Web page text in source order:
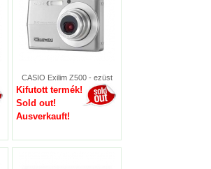
CASIO Exilim Z500 - ezüst
Kifutott termék!
Sold out!
Ausverkauft!